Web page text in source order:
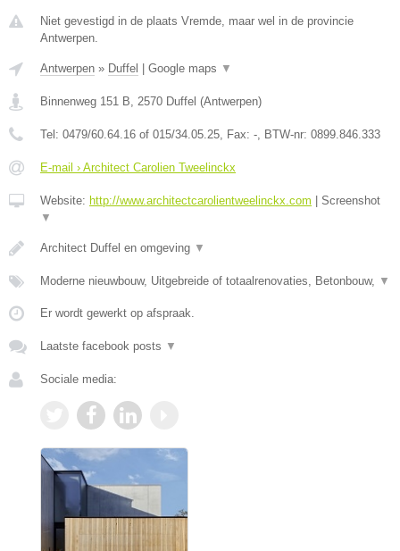
Niet gevestigd in de plaats Vremde, maar wel in de provincie
Antwerpen.
Antwerpen » Duffel Google maps ▼
Binnenweg 151 B 2570 Duffel (Antwerpen)
Tel: 0479/60.64.16 of 015/34.05.25 , Fax: - , BTW-nr: 0899.846.333
E-mail › Architect Carolien Tweelinckx
Website: http://www.architectcarolientweelinckx.com
Screenshot
▼
Architect Duffel en omgeving ▼
Moderne nieuwbouw, Uitgebreide of totaalrenovaties, Betonbouw, ▼
Er wordt gewerkt op afspraak.
Laatste facebook posts ▼
Sociale media: